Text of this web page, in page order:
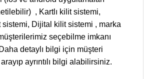
, Kartlı kilit sistemi,
sistemi, Dijital kilit sistemi , marka
seçebilme imkanı
detaylı bilgi için müşteri
ayrıntılı bilgi alabilirsiniz.